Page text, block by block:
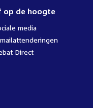
op de hoogte
media
Direct